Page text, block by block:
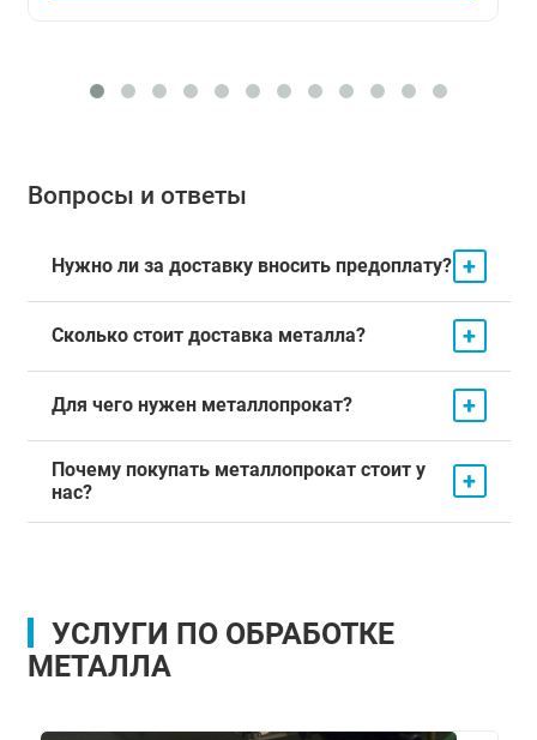
Вопросы и ответы
Нужно ли за доставку вносить предоплату? +
Сколько стоит доставка металла? +
Для чего нужен металлопрокат? +
Почему покупать металлопрокат стоит у
нас?
+
УСЛУГИ ПО ОБРАБОТКЕ
МЕТАЛЛА